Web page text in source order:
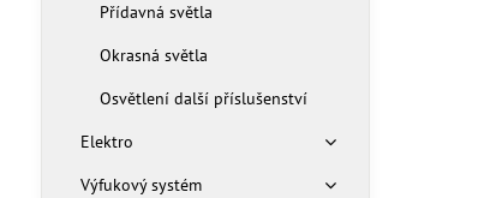
Přídavná světla
Okrasná světla
Osvětlení další příslušenství
Elektro
Výfukový systém